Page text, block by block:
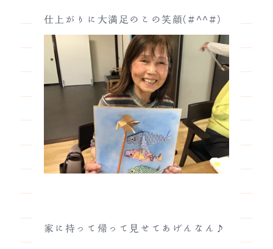
仕上がりに大満足のこの笑顔(#^^#)
家に持って帰って見せてあげんなん♪